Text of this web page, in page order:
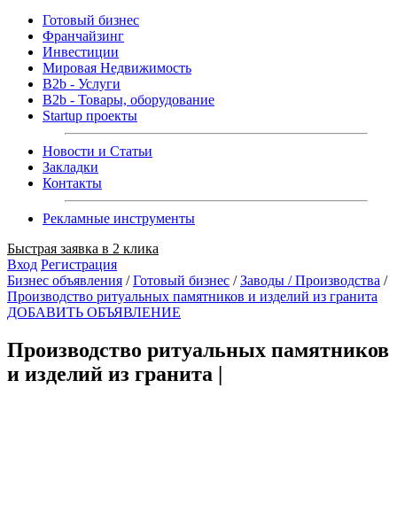
Готовый бизнес
Франчайзинг
Инвестиции
Мировая Недвижимость
B2b - Услуги
B2b - Товары, оборудование
Startup проекты
Новости и Статьи
Закладки
Контакты
Рекламные инструменты
Быстрая заявка в 2 клика
Вход Регистрация
Бизнес объявления /Готовый бизнес /Заводы / Производства /
Производство ритуальных памятников и изделий из гранита
ДОБАВИТЬ ОБЪЯВЛЕНИЕ
Производство ритуальных памятников
и изделий из гранита |